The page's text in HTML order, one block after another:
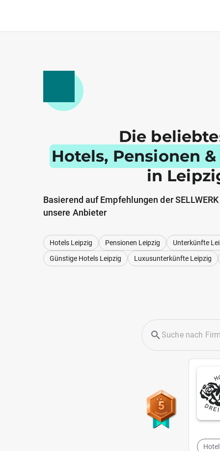
Die
Hotels, Pensionen
in
Basierend auf Empfehlungen der
unsere Anbieter
Hotels Leipzig Pensionen Leipzig
Unterkünfte
Günstige Hotels Leipzig
Luxusunterkünfte Leipzig
5